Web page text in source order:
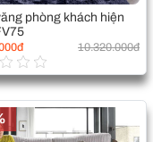
phòng khách hiện
10.320.000đ